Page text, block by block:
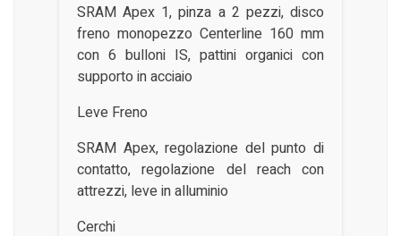
SRAM Apex 1, pinza a 2 pezzi, disco
freno monopezzo Centerline 160 mm
con 6 bulloni IS, pattini organici con
supporto in acciaio
Leve Freno
SRAM Apex, regolazione del punto di
contatto, regolazione del reach con
attrezzi, leve in alluminio
Cerchi